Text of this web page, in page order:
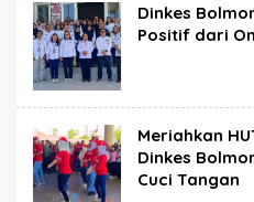
Dinkes
Positif dari
Meriahkan
Dinkes
Cuci Tangan